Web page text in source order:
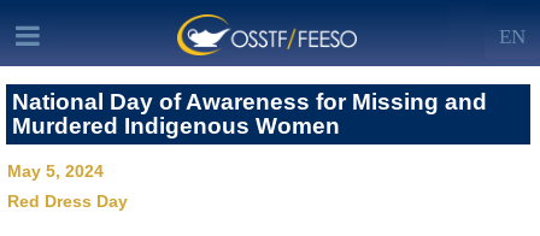
EN
National Day of Awareness for Missing and
Murdered Indigenous Women
May 5, 2024
Red Dress Day